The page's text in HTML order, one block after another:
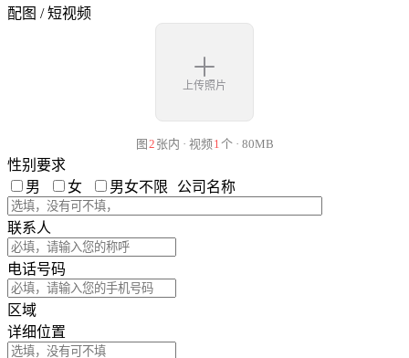
配图 / 短视频
上传照片
图 2 张内 · 视频1 个 · 80MB
性别要求
男
女 男女不限 公司名称
联系人
电话号码
区域
详细位置